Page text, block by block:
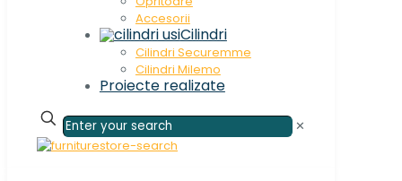
Accesorii
Cilindri
Cilindri Securemme
Cilindri Milemo
Proiecte realizate
✕